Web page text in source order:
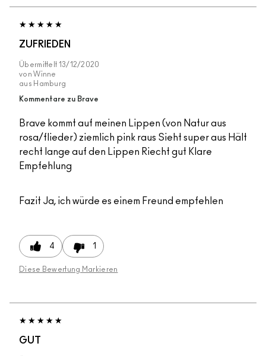
ZUFRIEDEN
Übermittelt 13/12/2020
von Winne
aus Hamburg
Kommentare zu Brave
Brave kommt auf meinen Lippen (von Natur aus
rosa/flieder) ziemlich pink raus Sieht super aus Hält
recht lange auf den Lippen Riecht gut Klare
Empfehlung
Fazit Ja, ich würde es einem Freund empfehlen
4 1
Diese Bewertung Markieren
GUT